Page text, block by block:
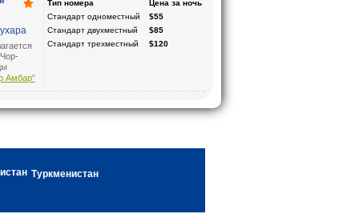
и
века,
Амбар"
Тип номера
Цена за ночь
Стандарт одноместный
$55
Стандарт двухместный
$85
Стандарт трехместный
$120
Туркменистан